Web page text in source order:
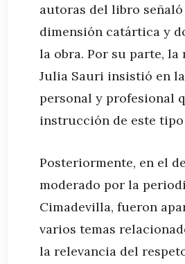
autoras del libro
dimensión catártica y
la obra. Por su parte, la
Julia Sauri insistió en
personal y profesional
instrucción de este tipo
Posteriormente, en el
moderado por la
Cimadevilla, fueron
varios temas
la relevancia del